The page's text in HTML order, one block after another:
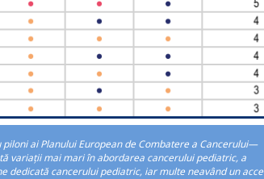
ai Planului European de Combatere a Cancerului—
variații mai mari în abordarea cancerului pediatric, a
dedicată cancerului pediatric, iar multe neavând un